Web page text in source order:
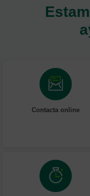
Contacta online